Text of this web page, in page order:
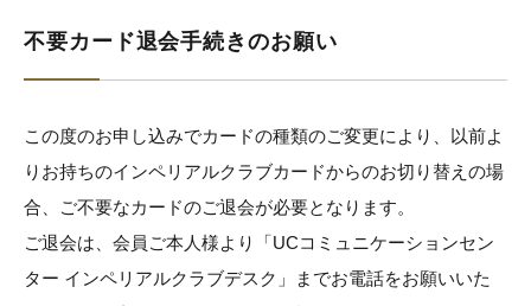
不要カード退会手続きのお願い
この度のお申し込みでカードの種類のご変更により、以前よ
りお持ちのインペリアルクラブカードからのお切り替えの場
合、ご不要なカードのご退会が必要となります。
ご退会は、会員ご本人様より「UCコミュニケーションセン
ター インペリアルクラブデスク」までお電話をお願いいた